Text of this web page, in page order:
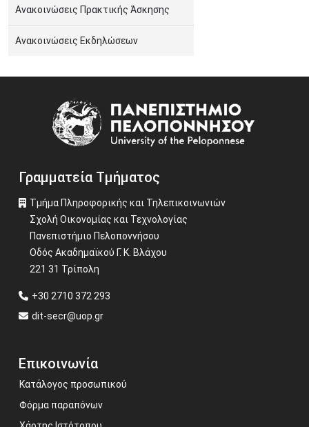
Ανακοινώσεις Πρακτικής Άσκησης
Ανακοινώσεις Εκδηλώσεων
Γραμματεία Τμήματος
Τμήμα Πληροφορικής και Τηλεπικοινωνιών
Σχολή Οικονομίας και Τεχνολογίας
Πανεπιστήμιο Πελοποννήσου
Οδός Ακαδημαϊκού Γ. Κ. Βλάχου
221 31 Τρίπολη
+30 2710 372 293
dit-secr@uop.gr
Επικοινωνία
Κατάλογος προσωπικού
Φόρμα παραπόνων